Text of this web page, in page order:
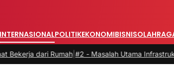
INTERNASIONALPOLITIKEKONOMIBISNIS
Rumah| #2 - Masalah Utama Infrastruktur